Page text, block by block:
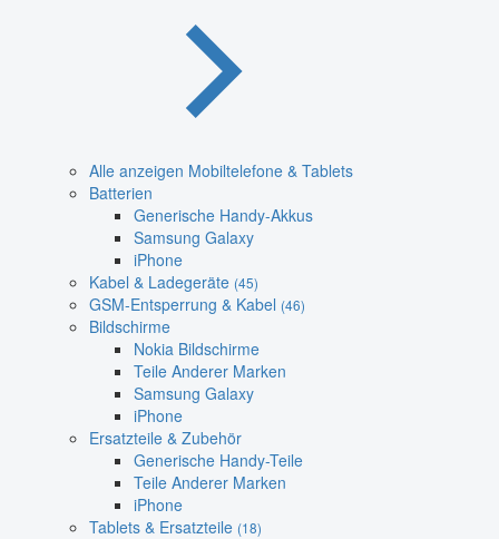
Alle anzeigen Mobiltelefone & Tablets
Batterien
Generische Handy-Akkus
Samsung Galaxy
iPhone
Kabel & Ladegeräte (45)
GSM-Entsperrung & Kabel (46)
Bildschirme
Nokia Bildschirme
Teile Anderer Marken
Samsung Galaxy
iPhone
Ersatzteile & Zubehör
Generische Handy-Teile
Teile Anderer Marken
iPhone
Tablets & Ersatzteile (18)